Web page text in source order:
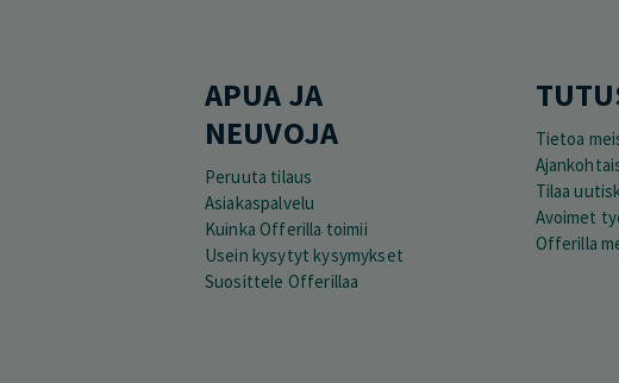
APUA JA
NEUVOJA
Peruuta tilaus
Asiakaspalvelu
Kuinka Offerilla toimii
Usein kysytyt kysymykset
Suosittele Offerillaa
Tietoa
Tilaa
Avoimet
Offerilla